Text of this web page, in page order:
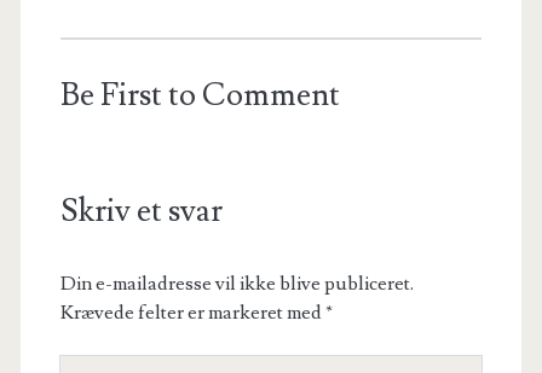
Be First to Comment
Skriv et svar
Din e-mailadresse vil ikke blive publiceret.
Krævede felter er markeret med*